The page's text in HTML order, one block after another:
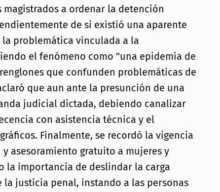
a ordenar la detención
de si existió una aparente
problemática vinculada a la
el fenómeno como "una epidemia de
que confunden problemáticas de
que aun ante la presunción de una
judicial dictada, debiendo canalizar
con asistencia técnica y el
Finalmente, se recordó la vigencia
asesoramiento gratuito a mujeres y
la importancia de deslindar la carga
justicia penal, instando a las personas